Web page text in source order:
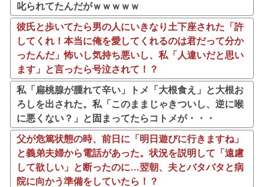
叱られてたんだがｗｗｗｗｗ
彼氏と歩いてたら男の人にいきなり土下座された「許
してくれ！本当に俺を愛してくれるのは君だって分か
ったんだ」怖いし気持ち悪いし、私「人違いだと思い
ます」と言ったら号泣されて！？
私「扁桃腺が腫れて辛い」トメ「大根食え」と大根お
ろしを出された。私「このままじゃきついし、逆に喉
に悪くない？」と固まってたらコトメが・・・
父が危篤状態の時、前日に「明日遊びに行きますね」
と義弟夫婦から電話があった。状況を説明して「遠慮
して欲しい」と断ったのに…翌朝、夫とバタバタと病
院に向かう準備をしていたら！？